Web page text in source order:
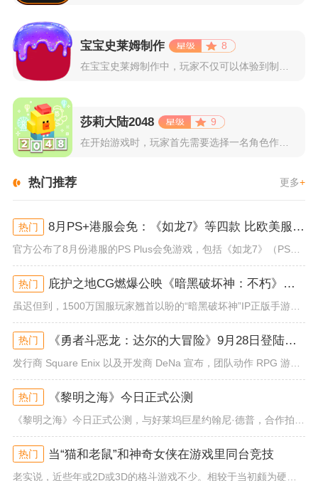
宝宝史莱姆制作
8
莎莉大陆2048
9
热门推荐 更多+
热门 8月PS+港服会免：《如龙7》等四款 比欧美服多一款
官方公布了8月份港服的PS Plus会免游戏，包括《如龙7》（PS4/PS5）、《小小梦魇》（PS4）、《托尼霍克职业滑...
热门 庇护之地CG燃爆公映《暗黑破坏神：不朽》今日全平台上线
虽迟但到，1500万国服玩家翘首以盼的“暗黑破坏神”IP正版手游《暗黑破坏神：不朽》已于今日全平台上线！动作RPG王者再...
热门 《勇者斗恶龙：达尔的大冒险》9月28日登陆苹果谷歌应用商店
发行商 Square Enix 以及开发商 DeNa 宣布，团队动作 RPG 游戏《勇者斗恶龙：达尔的大冒险 魂之绊》将...
热门 《黎明之海》今日正式公测
热门 当“猫和老鼠”和神奇女侠在游戏里同台竞技